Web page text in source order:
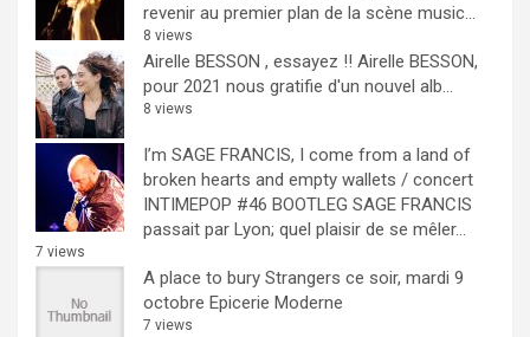
revenir au premier plan de la scène music...
8 views
Airelle BESSON , essayez !! Airelle BESSON,
pour 2021 nous gratifie d'un nouvel alb...
8 views
I’m SAGE FRANCIS, I come from a land of
broken hearts and empty wallets / concert
INTIMEPOP #46 BOOTLEG SAGE FRANCIS
passait par Lyon; quel plaisir de se mêler...
7 views
A place to bury Strangers ce soir, mardi 9
octobre Epicerie Moderne
7 views